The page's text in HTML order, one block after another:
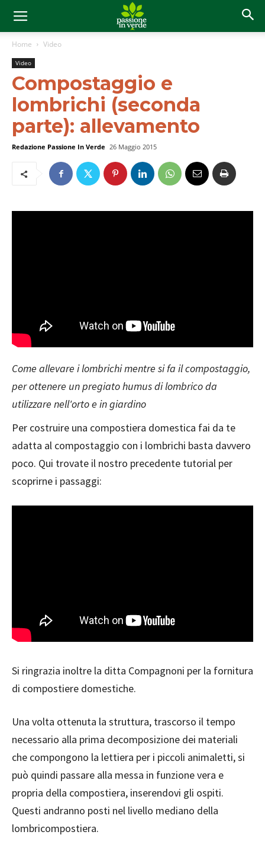
Home Video
Video
Compostaggio e
lombrichi (seconda
parte): allevamento
Redazione Passione In Verde 26 Maggio 2015
Come allevare i lombrichi mentre si fa il compostaggio,
per ottenere un pregiato humus di lombrico da
utilizzare nell'orto e in giardino
Per costruire una compostiera domestica fai da te
adatta al compostaggio con i lombrichi basta davvero
poco. Qui trovate il nostro precedente tutorial per
scoprirne i passaggi:
Si ringrazia inoltre la ditta Compagnoni per la fornitura
di compostiere domestiche.
Una volta ottenuta la struttura, trascorso il tempo
necessario alla prima decomposizione dei materiali
che compongono la lettiera per i piccoli animaletti, si
può quindi passare alla messa in funzione vera e
propria della compostiera, inserendovi gli ospiti.
Questi andranno posti nel livello mediano della
lombricompostiera.